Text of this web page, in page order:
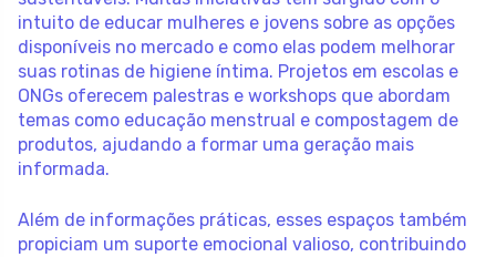
intuito de educar mulheres e jovens sobre as opções
disponíveis no mercado e como elas podem melhorar
suas rotinas de higiene íntima. Projetos em escolas e
ONGs oferecem palestras e workshops que abordam
temas como educação menstrual e compostagem de
produtos, ajudando a formar uma geração mais
informada.
Além de informações práticas, esses espaços também
propiciam um suporte emocional valioso, contribuindo